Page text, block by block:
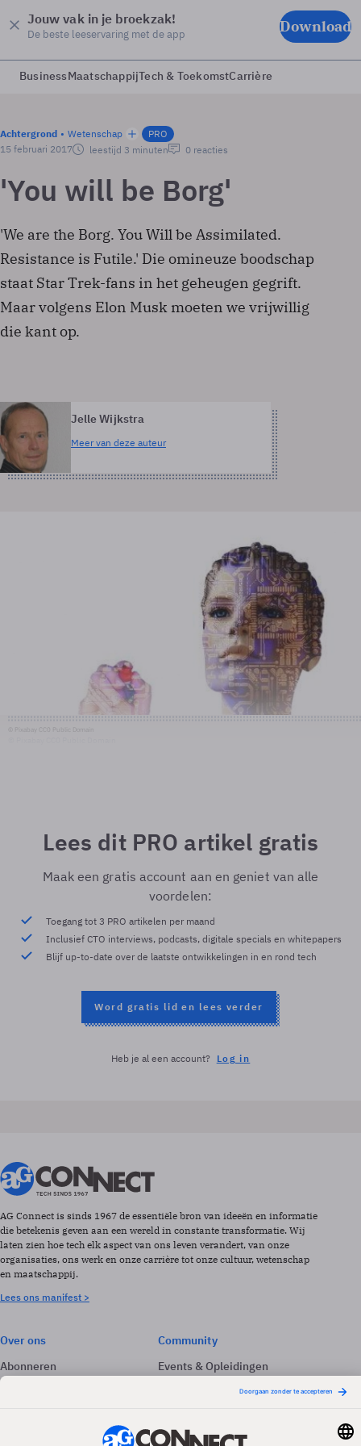
Jouw vak in je broekzak!
De beste leeservaring met de app Download
BusinessMaatschappijTech & ToekomstCarrière
Achtergrond Wetenschap
PRO
15 februari 2017
leestijd 3 minuten 0 reacties
'You will be Borg'
'We are the Borg. You Will be Assimilated.
Resistance is Futile.' Die omineuze boodschap
staat Star Trek-fans in het geheugen gegrift.
Maar volgens Elon Musk moeten we vrijwillig
die kant op.
Jelle Wijkstra
Meer van deze auteur
Lees dit PRO artikel gratis
Maak een gratis account aan en geniet van alle
voordelen:
Toegang tot 3 PRO artikelen per maand
Inclusief CTO interviews, podcasts, digitale specials en whitepapers
Blijf up-to-date over de laatste ontwikkelingen in en rond tech
Word gratis lid en lees verder
Heb je al een account? Log in
AG Connect is sinds 1967 de essentiële bron van ideeën en informatie
die betekenis geven aan een wereld in constante transformatie. Wij
laten zien hoe tech elk aspect van ons leven verandert, van onze
organisaties, ons werk en onze carrière tot onze cultuur, wetenschap
en maatschappij.
Lees ons manifest >
Over ons
Abonneren
Adverteren
Community
Events & Opleidingen